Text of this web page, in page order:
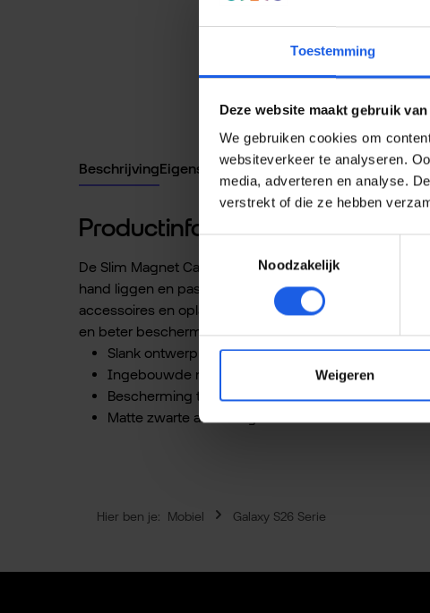
Toestemming
Deze website maakt gebruik
We gebruiken cookies om
websiteverkeer te analyseren.
media, adverteren en analyse.
verstrekt of die ze hebben
Noodzakelijk
Weigeren
BeschrijvingEigenschappen
Productinformatie "Samsung
De Slim Magnet Case voor de Samsung Galaxy
hand liggen en past hij moeiteloos in je zak of tas.
accessoires en opladers. De case is speciaal
en beter beschermd tegen krassen en dagelijkse
Slank ontwerp zonder onnodige dikte
Ingebouwde magneten voor compatibele
Bescherming tegen krassen en lichte stoten
Matte zwarte afwerking voor een strakke look
Hier ben je: Mobiel Galaxy S26 Serie